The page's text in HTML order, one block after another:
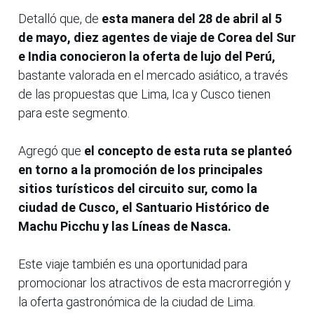
Detalló que, de esta manera del 28 de abril al 5
de mayo, diez agentes de viaje de Corea del Sur
e India conocieron la oferta de lujo del Perú,
bastante valorada en el mercado asiático, a través
de las propuestas que Lima, Ica y Cusco tienen
para este segmento.
Agregó que el concepto de esta ruta se planteó
en torno a la promoción de los principales
sitios turísticos del circuito sur, como la
ciudad de Cusco, el Santuario Histórico de
Machu Picchu y las Líneas de Nasca.
Este viaje también es una oportunidad para
promocionar los atractivos de esta macrorregión y
la oferta gastronómica de la ciudad de Lima.